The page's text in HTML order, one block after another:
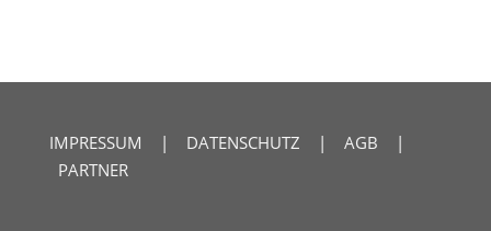
IMPRESSUM | DATENSCHUTZ | AGB |
PARTNER